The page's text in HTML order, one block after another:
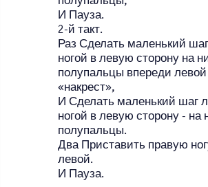
И Пауза.
2-й такт.
Раз Сделать маленький
ногой в левую сторону на
полупальцы впереди левой
«накрест»,
И Сделать маленький шаг
ногой в левую сторону - на
полупальцы.
Два Приставить правую
левой.
И Пауза.